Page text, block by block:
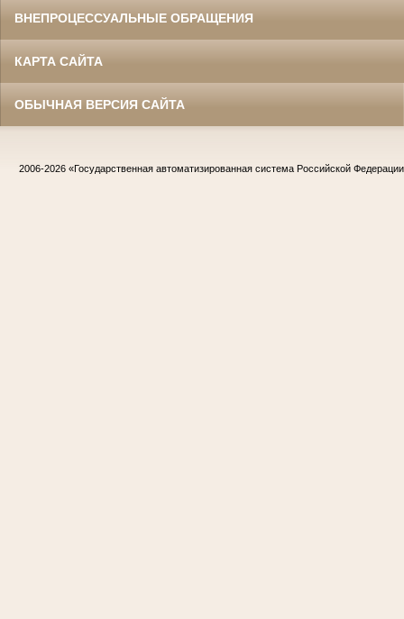
ВНЕПРОЦЕССУАЛЬНЫЕ ОБРАЩЕНИЯ
КАРТА САЙТА
ОБЫЧНАЯ ВЕРСИЯ САЙТА
2006-2026 «Государственная автоматизированная система Российской